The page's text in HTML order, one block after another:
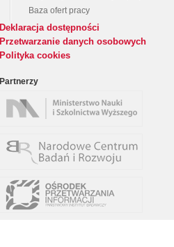
Baza ofert pracy
Deklaracja dostępności
Przetwarzanie danych osobowych
Polityka cookies
Partnerzy